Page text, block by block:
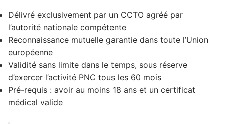
Délivré exclusivement par un CCTO agréé par
l’autorité nationale compétente
Reconnaissance mutuelle garantie dans toute l’Union
européenne
Validité sans limite dans le temps, sous réserve
d’exercer l’activité PNC tous les 60 mois
Pré-requis : avoir au moins 18 ans et un certificat
médical valide